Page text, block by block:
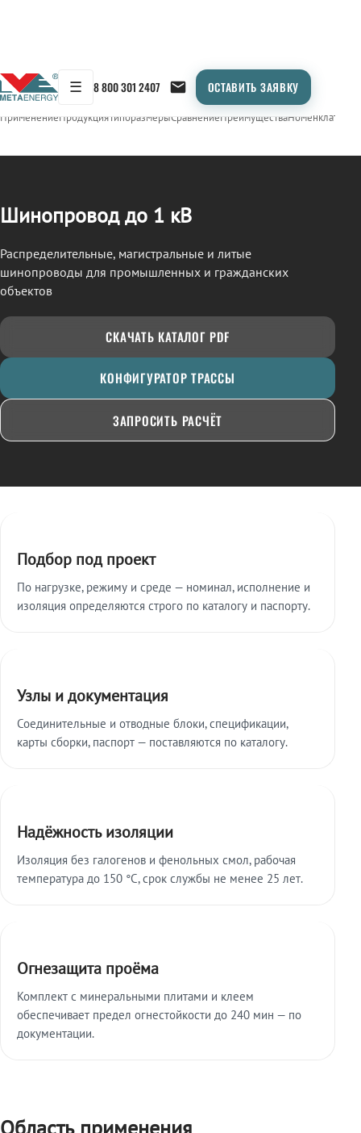
☰ 8 800 301 2407 ОСТАВИТЬ ЗАЯВКУ
← Продукция/ШИНОПРОВОД
ПрименениеПродукцияТипоразмерыСравнениеПреимуществаНоменклатура
Шинопровод до 1 кВ
Распределительные, магистральные и литые
шинопроводы для промышленных и гражданских
объектов
СКАЧАТЬ КАТАЛОГ PDF
КОНФИГУРАТОР ТРАССЫ
ЗАПРОСИТЬ РАСЧЁТ
Подбор под проект
По нагрузке, режиму и среде — номинал, исполнение и
изоляция определяются строго по каталогу и паспорту.
Узлы и документация
Соединительные и отводные блоки, спецификации,
карты сборки, паспорт — поставляются по каталогу.
Надёжность изоляции
Изоляция без галогенов и фенольных смол, рабочая
температура до 150 °C, срок службы не менее 25 лет.
Огнезащита проёма
Комплект с минеральными плитами и клеем
обеспечивает предел огнестойкости до 240 мин — по
документации.